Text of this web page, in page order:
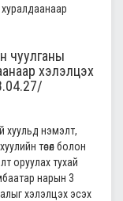
чуулганы
хэлэлцэх
хуульд нэмэлт,
төсөл болон
оруулах тухай
нарын 3
хэлэлцэх эсэх